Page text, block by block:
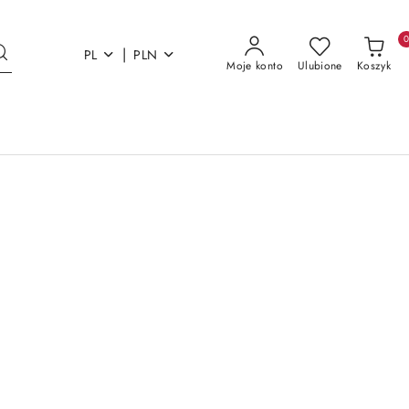
PL | PLN
Moje konto Ulubione Koszyk
0